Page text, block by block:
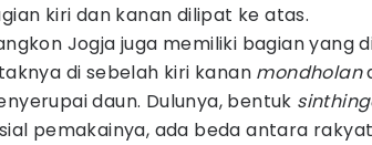
kiri dan kanan dilipat ke atas.
Jogja juga memiliki bagian yang
di sebelah kiri kanan mondholan
daun. Dulunya, bentuk
pemakainya, ada beda antara